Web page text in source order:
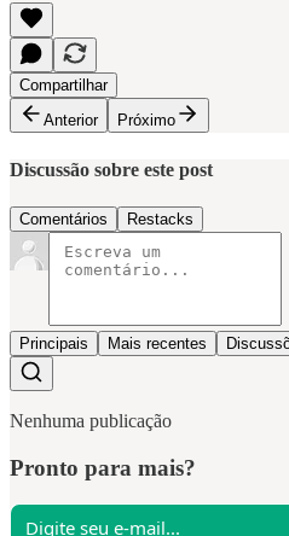
Compartilhar
Anterior
Próximo
Discussão sobre este post
Comentários Restacks
Principais Mais recentes
Nenhuma publicação
Pronto para mais?